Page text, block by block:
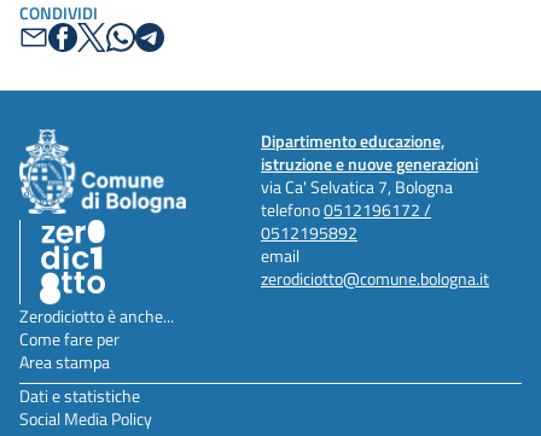
CONDIVIDI
Dipartimento educazione,
istruzione e nuove generazioni
via Ca' Selvatica 7, Bologna
telefono0512196172 /
0512195892
email
zerodiciotto@comune.bologna.it
Zerodiciotto è anche...
Come fare per
Area stampa
Dati e statistiche
Social Media Policy